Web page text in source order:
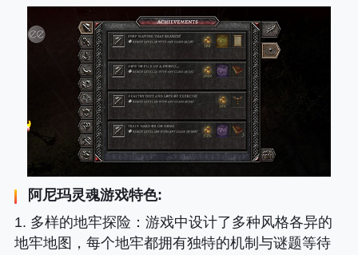
阿尼玛灵魂游戏特色:
1. 多样的地牢探险 ：游戏中设计了多种风格各异的
地牢地图，每个地牢都拥有独特的机制与谜题等待